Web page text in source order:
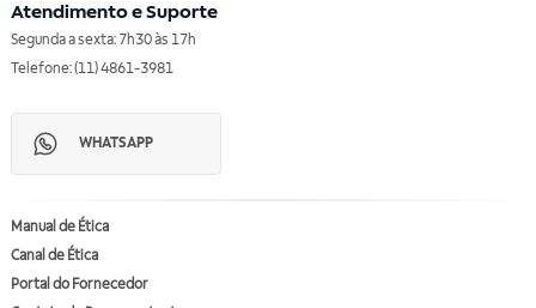
Atendimento e Suporte
Segunda a sexta: 7h30 às 17h
Telefone: (11) 4861-3981
WHATSAPP
Manual de Ética
Canal de Ética
Portal do Fornecedor